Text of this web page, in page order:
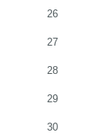
26
27
28
29
30